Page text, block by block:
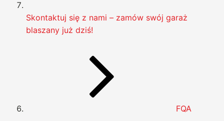
Skontaktuj się z nami – zamów swój garaż
blaszany już dziś!
FQA